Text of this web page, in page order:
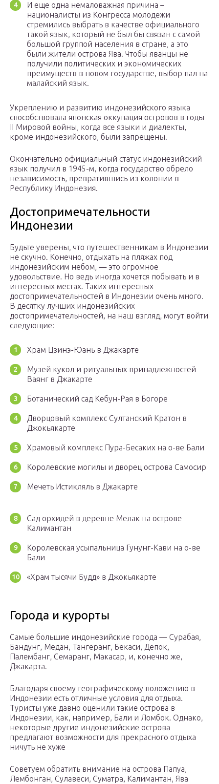
И еще одна немаловажная причина –
националисты из Конгресса молодежи
стремились выбрать в качестве официального
такой язык, который не был бы связан с самой
большой группой населения в стране, а это
были жители острова Ява. Чтобы яванцы не
получили политических и экономических
преимуществ в новом государстве, выбор пал на
малайский язык.
Укреплению и развитию индонезийского языка
способствовала японская оккупация островов в годы
II Мировой войны, когда все языки и диалекты,
кроме индонезийского, были запрещены.
Окончательно официальный статус индонезийский
язык получил в 1945-м, когда государство обрело
независимость, превратившись из колонии в
Республику Индонезия.
Достопримечательности
Индонезии
Будьте уверены, что путешественникам в Индонезии
не скучно. Конечно, отдыхать на пляжах под
индонезийским небом, — это огромное
удовольствие. Но ведь иногда хочется побывать и в
интересных местах. Таких интересных
достопримечательностей в Индонезии очень много.
В десятку лучших индонезийских
достопримечательностей, на наш взгляд, могут войти
следующие:
Храм Цзинэ-Юань в Джакарте
Музей кукол и ритуальных принадлежностей
Ваянг в Джакарте
Ботанический сад Кебун-Рая в Богоре
Дворцовый комплекс Султанский Кратон в
Джокьякарте
Храмовый комплекс Пура-Бесаких на о-ве Бали
Королевские могилы и дворец острова Самосир
Мечеть Истикляль в Джакарте
Сад орхидей в деревне Мелак на острове
Калимантан
Королевская усыпальница Гунунг-Кави на о-ве
Бали
«Храм тысячи Будд» в Джокьякарте
Города и курорты
Самые большие индонезийские города — Сурабая,
Бандунг, Медан, Тангеранг, Бекаси, Депок,
Палембанг, Семаранг, Макасар, и, конечно же,
Джакарта.
Благодаря своему географическому положению в
Индонезии есть отличные условия для отдыха.
Туристы уже давно оценили такие острова в
Индонезии, как, например, Бали и Ломбок. Однако,
некоторые другие индонезийские острова
предлагают возможности для прекрасного отдыха
ничуть не хуже
Советуем обратить внимание на острова Папуа,
Лембонган, Сулавеси, Суматра, Калимантан, Ява